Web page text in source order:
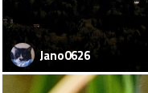
Jano0626